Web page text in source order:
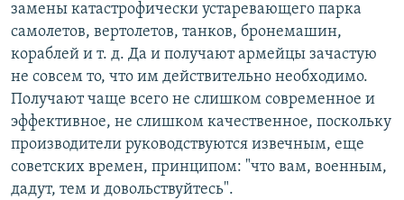
замены катастрофически устаревающего парка
самолетов, вертолетов, танков, бронемашин,
кораблей и т. д. Да и получают армейцы зачастую
не совсем то, что им действительно необходимо.
Получают чаще всего не слишком современное и
эффективное, не слишком качественное, поскольку
производители руководствуются извечным, еще
советских времен, принципом: "что вам, военным,
дадут, тем и довольствуйтесь".